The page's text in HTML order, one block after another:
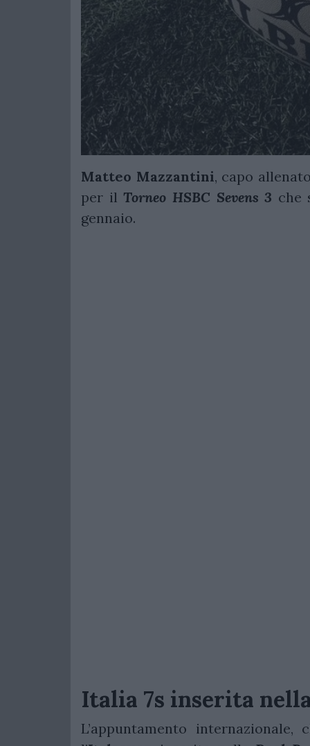
Matteo Mazzantini, capo
per il Torneo HSBC Sevens 3 che
gennaio.
Italia 7s inserita
L’appuntamento